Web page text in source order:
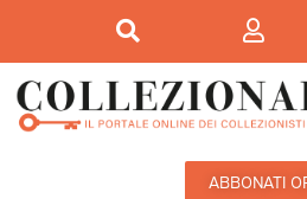
ABBONATI